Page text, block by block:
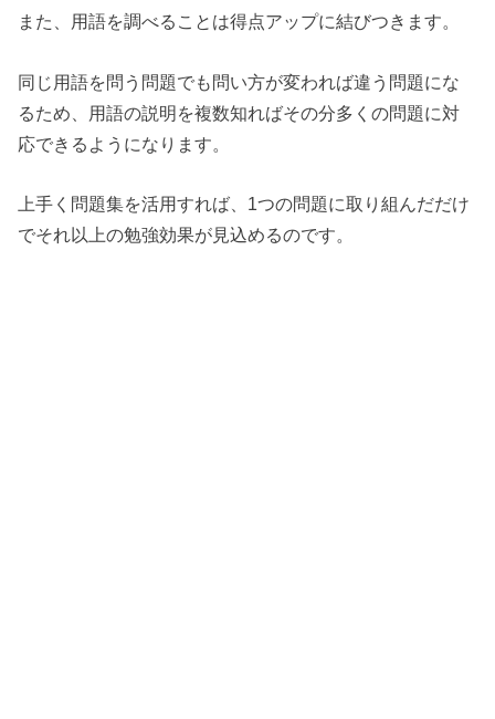
また、用語を調べることは得点アップに結びつきます。
同じ用語を問う問題でも問い方が変われば違う問題にな
るため、用語の説明を複数知ればその分多くの問題に対
応できるようになります。
上手く問題集を活用すれば、1つの問題に取り組んだだけ
でそれ以上の勉強効果が見込めるのです。